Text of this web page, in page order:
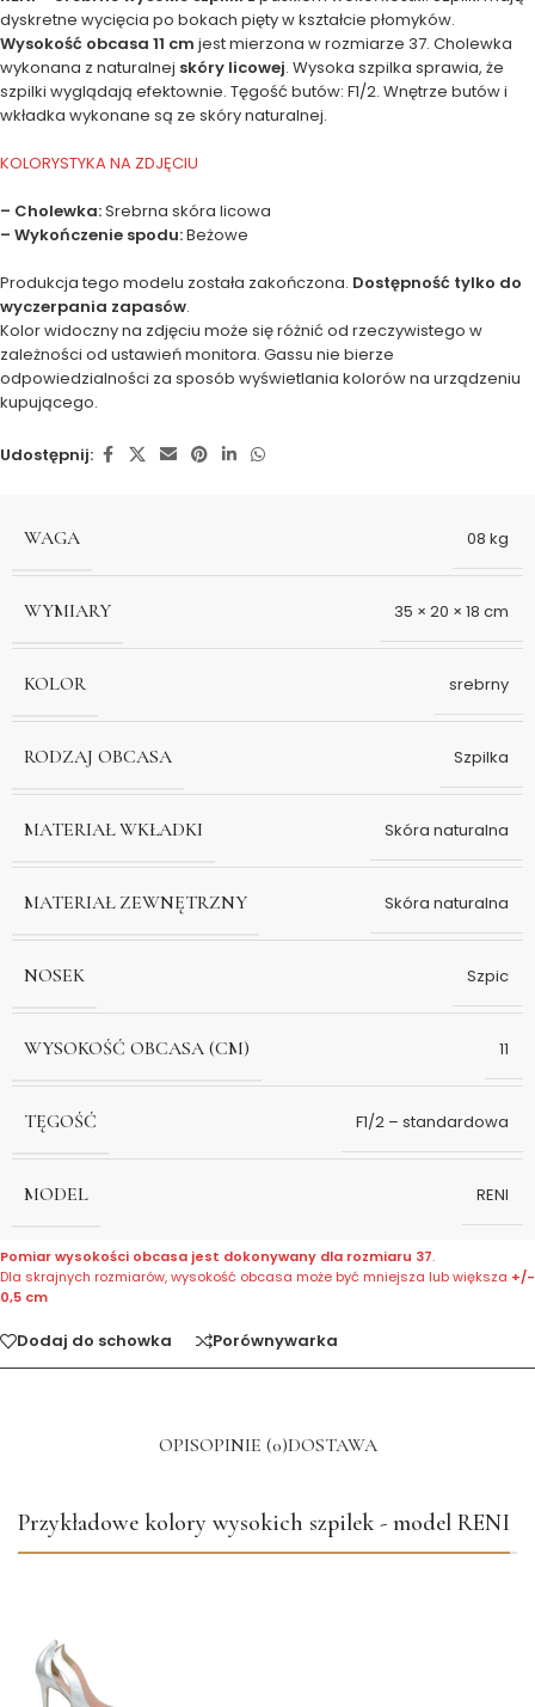
dyskretne wycięcia po bokach pięty w kształcie płomyków.
Wysokość obcasa 11 cm jest mierzona w rozmiarze 37. Cholewka
wykonana z naturalnej skóry licowej. Wysoka szpilka sprawia, że
szpilki wyglądają efektownie. Tęgość butów: F1/2. Wnętrze butów i
wkładka wykonane są ze skóry naturalnej.
KOLORYSTYKA NA ZDJĘCIU
– Cholewka:Srebrna skóra licowa
– Wykończenie spodu:Beżowe
Produkcja tego modelu została zakończona. Dostępność tylko do
wyczerpania zapasów.
Kolor widoczny na zdjęciu może się różnić od rzeczywistego w
zależności od ustawień monitora. Gassu nie bierze
odpowiedzialności za sposób wyświetlania kolorów na urządzeniu
kupującego.
Udostępnij:
WAGA 08 kg
WYMIARY 35 × 20 × 18 cm
KOLOR srebrny
RODZAJ OBCASA Szpilka
MATERIAŁ WKŁADKI Skóra naturalna
MATERIAŁ ZEWNĘTRZNY Skóra naturalna
NOSEK Szpic
WYSOKOŚĆ OBCASA (CM) 11
TĘGOŚĆ F1/2 – standardowa
MODEL RENI
Pomiar wysokości obcasa jest dokonywany dla rozmiaru 37.
Dla skrajnych rozmiarów, wysokość obcasa może być mniejsza lub większa +/-
0,5 cm
Dodaj do schowka Porównywarka
OPISOPINIE (0)DOSTAWA
Przykładowe kolory wysokich szpilek - model RENI